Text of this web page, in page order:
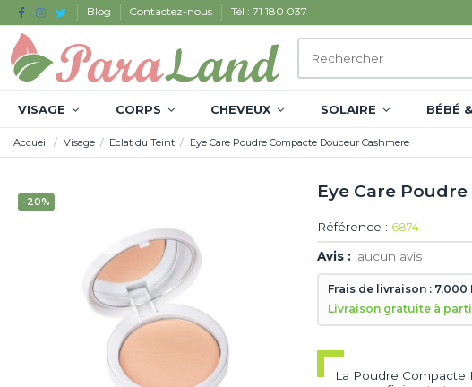
Blog Contactez-nous Tél : 71 180 037
VISAGE CORPS CHEVEUX SOLAIRE BÉBÉ
Accueil Visage Eclat du Teint Eye Care Poudre Compacte Douceur Cashmere
-20%
Eye Care
Référence : 6874
Avis : aucun avis
Frais de livraison : 7,000
Livraison gratuite à
La Poudre Compacte